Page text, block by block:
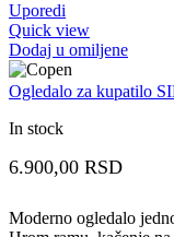
Uporedi
Quick view
Dodaj u omiljene
Ogledalo za kupatilo
In stock
6.900,00 RSD
Moderno ogledalo